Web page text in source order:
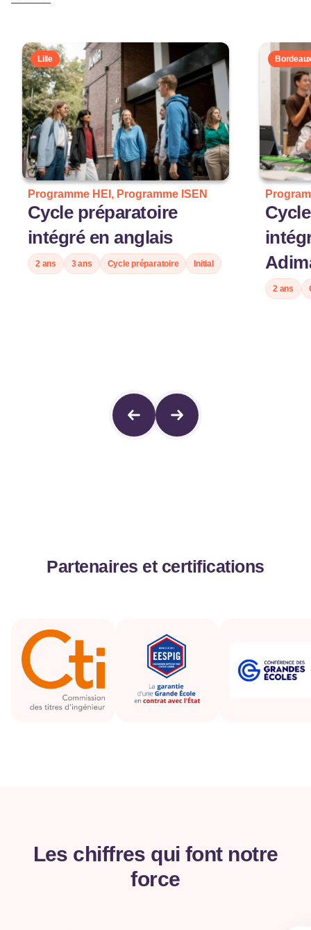
Lille
Programme HEI, Programme ISEN
Cycle préparatoire
intégré en anglais
2 ans 3 ans Cycle préparatoire Initial
2 ans
Partenaires et certifications
Les chiffres qui font notre
force